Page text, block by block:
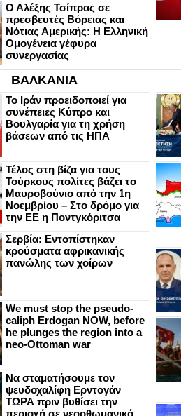
Ο Αλέξης Τσίπρας σε
πρεσβευτές Βόρειας και
Νότιας Αμερικής: Η Ελληνική
Ομογένεια γέφυρα
συνεργασίας
ΒΑΛΚΑΝΙΑ
Το Ιράν προειδοποιεί για
συνέπειες Κύπρο και
Βουλγαρία για τη χρήση
βάσεων από τις ΗΠΑ
Τέλος στη βίζα για τους
Τούρκους πολίτες βάζει το
Μαυροβούνιο από την 1η
Νοεμβρίου – Στο δρόμο για
την ΕΕ η Ποντγκόριτσα
Σερβία: Εντοπίστηκαν
κρούσματα αφρικανικής
πανώλης των χοίρων
We must stop the pseudo-
caliph Erdogan NOW, before
he plunges the region into a
neo-Ottoman war
Να σταματήσουμε τον
ψευδοχαλίφη Ερντογάν
ΤΩΡΑ πριν βυθίσει την
περιοχή σε νεοοθωμανικό